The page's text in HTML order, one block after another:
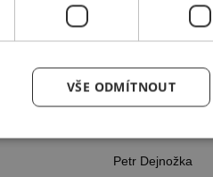
4:1
2:1
Pardubice 4:5
Petr Dejnožka
VŠE ODMÍTNOUT